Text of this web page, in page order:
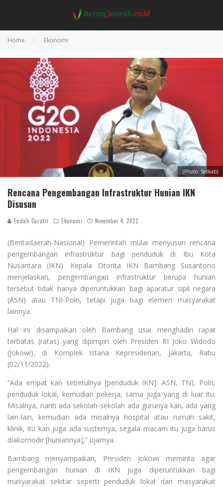
Home Ekonomi
(Photo: Setkab)
Rencana Pengembangan Infrastruktur Hunian IKN
Disusun
Endah Caratri Ekonomi November 4, 2022
(Beritadaerah-Nasional) Pemerintah mulai menyusun rencana
pengembangan infrastruktur bagi penduduk di Ibu Kota
Nusantara (IKN). Kepala Otorita IKN Bambang Susantono
menjelaskan, pengembangan infrastruktur berupa hunian
tersebut tidak hanya diperuntukkan bagi aparatur sipil negara
(ASN) atau TNI-Polri, tetapi juga bagi elemen masyarakat
lainnya.
Hal ini disampaikan oleh Bambang usai menghadiri rapat
terbatas (ratas) yang dipimpin oleh Presiden RI Joko Widodo
(Jokowi), di Komplek Istana Kepresidenan, Jakarta, Rabu
(02/11/2022).
“Ada empat kan sebetulnya [penduduk IKN]: ASN, TNI, Polri,
penduduk lokal, kemudian pekerja, sama juga yang di luar itu.
Misalnya, nanti ada sekolah-sekolah ada gurunya kan, ada yang
lain-lain, kemudian ada misalnya hospital atau rumah sakit,
klinik, itu kan juga ada susternya, segala macam itu juga harus
diakomodir [huniannya],” ujarnya.
Bambang menyampaikan, Presiden Jokowi meminta agar
pengembangan hunian di IKN juga diperuntukkan bagi
masyarakat sekitar seperti penduduk lokal dan masyarakat